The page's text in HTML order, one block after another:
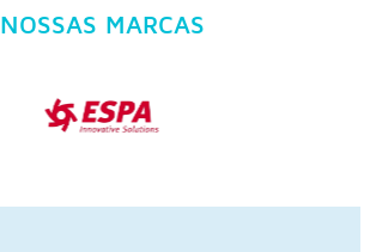
NOSSAS MARCAS